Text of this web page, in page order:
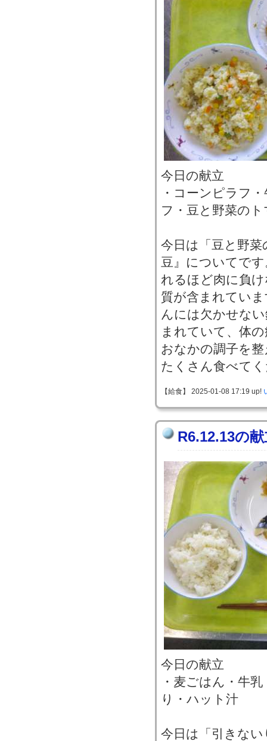
今日の献立
・コーンピラフ
フ・豆と野菜の
今日は「豆と野
豆』についてで
れるほど肉に負
質が含まれてい
んには欠かせな
まれていて、体
おなかの調子を
たくさん食べて
【給食】 2025-01-08 17:19 up!
R6.12.13の
今日の献立
・麦ごはん・牛
り・ハット汁
今日は「引きな